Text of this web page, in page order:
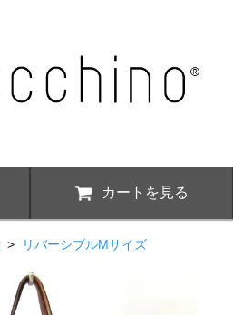
カートを見る
> リバーシブルMサイズ